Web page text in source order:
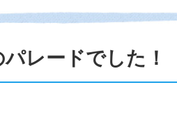
レードでした！